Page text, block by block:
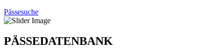
Pässesuche
PÄSSEDATENBANK